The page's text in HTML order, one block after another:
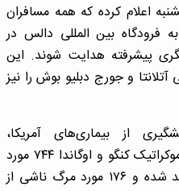
اعلام کرده که همه مسافران
فرودگاه بین المللی دالس در
پیشرفته هدایت شوند. این
و جورج دبلیو بوش را نیز
از بیماری‌های آمریکا،
وزارتخانه‌های بهداشت جمهوری دموکراتیک کنگو و اوگاندا ۷۴۴ مورد
مشکوک به ویروس، ۸۳ مورد تأیید شده و ۱۷۶ مورد مرگ ناشی از